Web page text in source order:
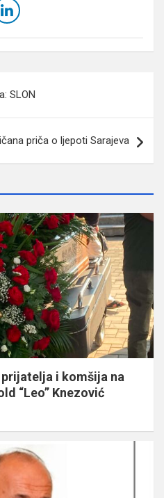
SLON
priča o ljepoti Sarajeva
i komšija na
“Leo” Knezović